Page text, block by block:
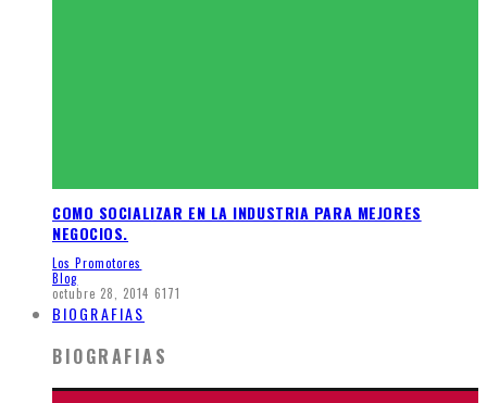
COMO SOCIALIZAR EN LA INDUSTRIA PARA MEJORES
NEGOCIOS.
Los Promotores
Blog
octubre 28, 2014 6171
BIOGRAFIAS
BIOGRAFIAS